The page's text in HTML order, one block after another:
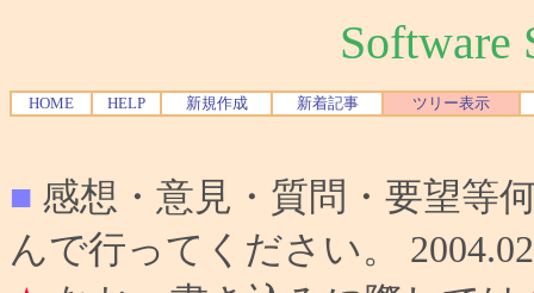
Software
HOME HELP 新規作成 新着記事 ツリー表示
■ 感想・意見・質問・要望等
んで行ってください。